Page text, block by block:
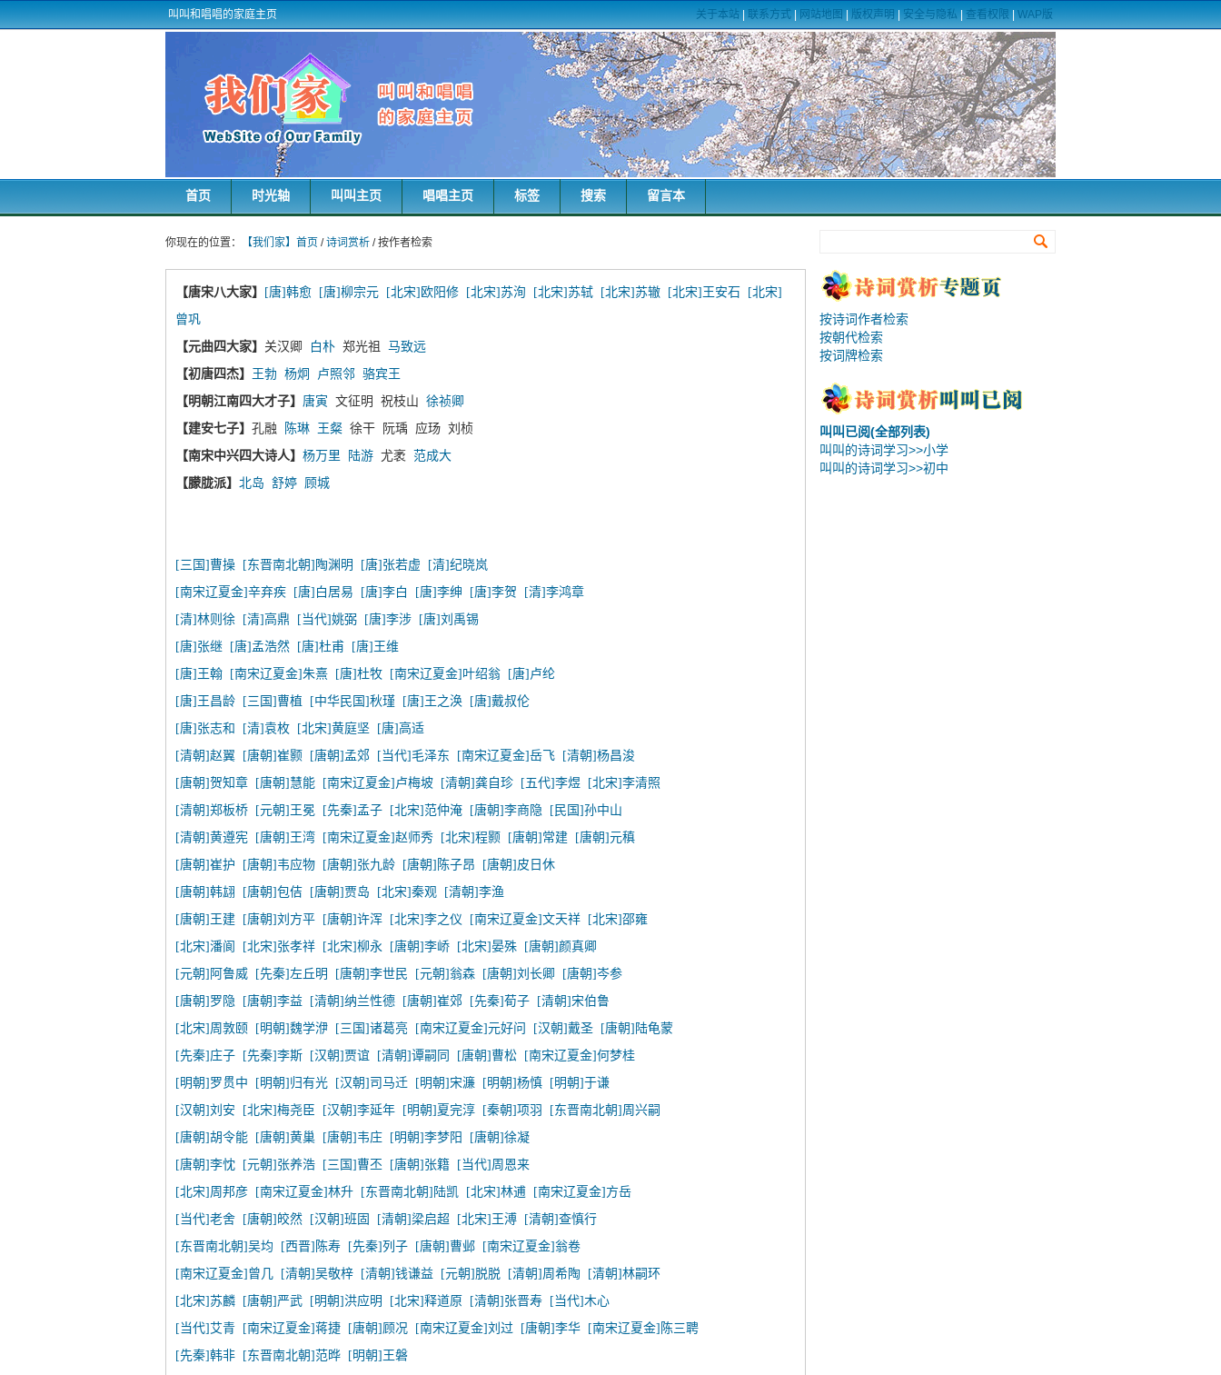
关于本站 联系方式 网站地图 版权声明 安全与隐私 查看权限 WAP版
叫叫和唱唱的家庭主页
首页 时光轴 叫叫主页 唱唱主页 标签 搜索 留言本
你现在的位置： 【我们家】首页 /诗词赏析 / 按作者检索
【唐宋八大家】 [唐]韩愈 [唐]柳宗元 [北宋]欧阳修 [北宋]苏洵 [北宋]苏轼 [北宋]苏辙 [北宋]王安石
[北宋]
曾巩
【元曲四大家】 关汉卿 白朴 郑光祖 马致远
【初唐四杰】
王勃 杨炯 卢照邻 骆宾王
【明朝江南四大才子】 唐寅 文征明 祝枝山 徐祯卿
【建安七子】 孔融 陈琳 王粲 徐干 阮瑀 应玚 刘桢
【南宋中兴四大诗人】 杨万里 陆游 尤袤 范成大
【朦胧派】 北岛 舒婷 顾城
[三国]曹操 [东晋南北朝]陶渊明 [唐]张若虚
[清]纪晓岚
[南宋辽夏金]辛弃疾
[唐]白居易 [唐]李白 [唐]李绅 [唐]李贺
[清]李鸿章
[清]林则徐
[清]高鼎 [当代]姚弼 [唐]李涉
[唐]刘禹锡
[唐]张继
[唐]孟浩然 [唐]杜甫
[唐]王维
[唐]王翰
[南宋辽夏金]朱熹 [唐]杜牧 [南宋辽夏金]叶绍翁
[唐]卢纶
[唐]王昌龄
[三国]曹植 [中华民国]秋瑾 [唐]王之涣
[唐]戴叔伦
[唐]张志和
[清]袁枚 [北宋]黄庭坚
[唐]高适
[清朝]赵翼
[唐朝]崔颢 [唐朝]孟郊 [当代]毛泽东 [南宋辽夏金]岳飞
[清朝]杨昌浚
[唐朝]贺知章
[唐朝]慧能 [南宋辽夏金]卢梅坡 [清朝]龚自珍 [五代]李煜
[北宋]李清照
[清朝]郑板桥
[元朝]王冕 [先秦]孟子 [北宋]范仲淹 [唐朝]李商隐
[民国]孙中山
[清朝]黄遵宪
[唐朝]王湾 [南宋辽夏金]赵师秀 [北宋]程颢 [唐朝]常建
[唐朝]元稹
[唐朝]崔护
[唐朝]韦应物 [唐朝]张九龄 [唐朝]陈子昂
[唐朝]皮日休
[唐朝]韩翃
[唐朝]包佶 [唐朝]贾岛 [北宋]秦观
[清朝]李渔
[唐朝]王建
[唐朝]刘方平 [唐朝]许浑 [北宋]李之仪 [南宋辽夏金]文天祥
[北宋]邵雍
[北宋]潘阆
[北宋]张孝祥 [北宋]柳永 [唐朝]李峤 [北宋]晏殊
[唐朝]颜真卿
[元朝]阿鲁威
[先秦]左丘明 [唐朝]李世民 [元朝]翁森 [唐朝]刘长卿
[唐朝]岑参
[唐朝]罗隐
[唐朝]李益 [清朝]纳兰性德 [唐朝]崔郊 [先秦]荀子
[清朝]宋伯鲁
[北宋]周敦颐
[明朝]魏学洢 [三国]诸葛亮 [南宋辽夏金]元好问 [汉朝]戴圣
[唐朝]陆龟蒙
[先秦]庄子
[先秦]李斯 [汉朝]贾谊 [清朝]谭嗣同 [唐朝]曹松
[南宋辽夏金]何梦桂
[明朝]罗贯中
[明朝]归有光 [汉朝]司马迁 [明朝]宋濂 [明朝]杨慎
[明朝]于谦
[汉朝]刘安
[北宋]梅尧臣 [汉朝]李延年 [明朝]夏完淳 [秦朝]项羽
[东晋南北朝]周兴嗣
[唐朝]胡令能
[唐朝]黄巢 [唐朝]韦庄 [明朝]李梦阳
[唐朝]徐凝
[唐朝]李忱
[元朝]张养浩 [三国]曹丕 [唐朝]张籍
[当代]周恩来
[北宋]周邦彦
[南宋辽夏金]林升 [东晋南北朝]陆凯 [北宋]林逋
[南宋辽夏金]方岳
[当代]老舍
[唐朝]皎然 [汉朝]班固 [清朝]梁启超 [北宋]王溥
[清朝]查慎行
[东晋南北朝]吴均
[西晋]陈寿 [先秦]列子 [唐朝]曹邺
[南宋辽夏金]翁卷
[南宋辽夏金]曾几
[清朝]吴敬梓 [清朝]钱谦益 [元朝]脱脱 [清朝]周希陶
[清朝]林嗣环
[北宋]苏麟
[唐朝]严武 [明朝]洪应明 [北宋]释道原 [清朝]张晋寿
[当代]木心
[当代]艾青
[南宋辽夏金]蒋捷 [唐朝]顾况 [南宋辽夏金]刘过 [唐朝]李华
[南宋辽夏金]陈三聘
[先秦]韩非
[东晋南北朝]范晔
[明朝]王磐
按诗词作者检索
按朝代检索
按词牌检索
叫叫已阅(全部列表)
叫叫的诗词学习>>小学
叫叫的诗词学习>>初中